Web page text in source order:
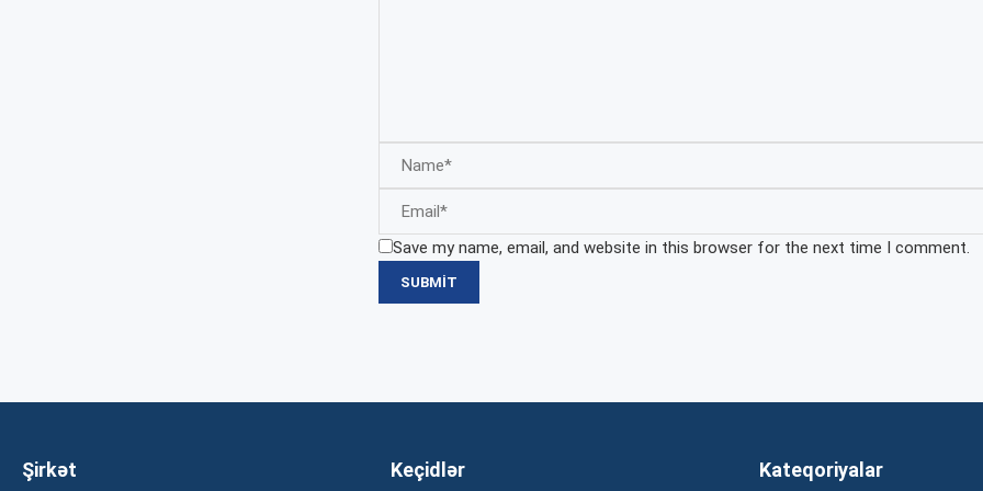
Save my name, email, and website in this browser for the next time I comment.
Şirkət Keçidlər Kateqoriyalar